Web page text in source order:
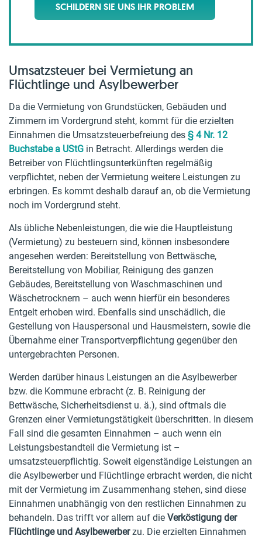
SCHILDERN SIE UNS IHR PROBLEM
Umsatzsteuer bei Vermietung an
Flüchtlinge und Asylbewerber
Da die Vermietung von Grundstücken, Gebäuden und
Zimmern im Vordergrund steht, kommt für die erzielten
Einnahmen die Umsatzsteuerbefreiung des § 4 Nr. 12
Buchstabe a UStG in Betracht. Allerdings werden die
Betreiber von Flüchtlingsunterkünften regelmäßig
verpflichtet, neben der Vermietung weitere Leistungen zu
erbringen. Es kommt deshalb darauf an, ob die Vermietung
noch im Vordergrund steht.
Als übliche Nebenleistungen, die wie die Hauptleistung
(Vermietung) zu besteuern sind, können insbesondere
angesehen werden: Bereitstellung von Bettwäsche,
Bereitstellung von Mobiliar, Reinigung des ganzen
Gebäudes, Bereitstellung von Waschmaschinen und
Wäschetrocknern – auch wenn hierfür ein besonderes
Entgelt erhoben wird. Ebenfalls sind unschädlich, die
Gestellung von Hauspersonal und Hausmeistern, sowie die
Übernahme einer Transportverpflichtung gegenüber den
untergebrachten Personen.
Werden darüber hinaus Leistungen an die Asylbewerber
bzw. die Kommune erbracht (z. B. Reinigung der
Bettwäsche, Sicherheitsdienst u. ä.), sind oftmals die
Grenzen einer Vermietungstätigkeit überschritten. In diesem
Fall sind die gesamten Einnahmen – auch wenn ein
Leistungsbestandteil die Vermietung ist –
umsatzsteuerpflichtig. Soweit eigenständige Leistungen an
die Asylbewerber und Flüchtlinge erbracht werden, die nicht
mit der Vermietung im Zusammenhang stehen, sind diese
Einnahmen unabhängig von den restlichen Einnahmen zu
behandeln. Das trifft vor allem auf die Verköstigung der
Flüchtlinge und Asylbewerberzu. Die erzielten Einnahmen